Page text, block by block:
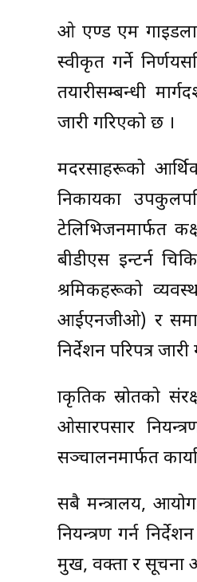
ओ एण्ड एम
स्वीकृत गर्ने
तयारीसम्बन्धी
जारी गरिएको छ ।
मदरसाहरूको
निकायका
टेलिभिजनमार्फत
बीडीएस इन्टर्न
श्रमिकहरूको
आईएनजीओ) र समाज
निर्देशन परिपत्र
प्राकृतिक स्रोतको
ओसारपसार
सञ्चालनमार्फत
सबै मन्त्रालय, आयोग,
नियन्त्रण गर्न
प्रमुख, प्रवक्ता र